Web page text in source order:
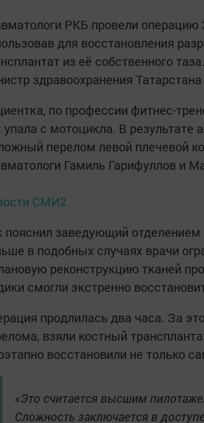
РКБ провели операцию
для восстановления
из её собственного
здравоохранения
по профессии фитнес-
упала с мотоцикла. В результате
перелом левой плечевой
Гамиль Гарифуллов и
СМИ2
пояснил заведующий
в подобных случаях врачи
реконструкцию тканей
смогли экстренно
продлилась два часа. За
взяли костный
восстановили не только
«Это считается высшим
Сложность заключается в